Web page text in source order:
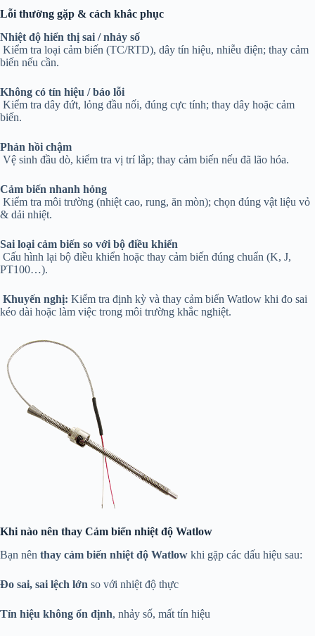
Lỗi thường gặp & cách khắc phục
Nhiệt độ hiển thị sai / nhảy số
Kiểm tra loại cảm biến (TC/RTD), dây tín hiệu, nhiễu điện; thay cảm
biến nếu cần.
Không có tín hiệu / báo lỗi
Kiểm tra dây đứt, lỏng đầu nối, đúng cực tính; thay dây hoặc cảm
biến.
Phản hồi chậm
Vệ sinh đầu dò, kiểm tra vị trí lắp; thay cảm biến nếu đã lão hóa.
Cảm biến nhanh hỏng
Kiểm tra môi trường (nhiệt cao, rung, ăn mòn); chọn đúng vật liệu vỏ
& dải nhiệt.
Sai loại cảm biến so với bộ điều khiển
Cấu hình lại bộ điều khiển hoặc thay cảm biến đúng chuẩn (K, J,
PT100…).
Khuyến nghị: Kiểm tra định kỳ và thay cảm biến Watlow khi đo sai
kéo dài hoặc làm việc trong môi trường khắc nghiệt.
Khi nào nên thay Cảm biến nhiệt độ Watlow
Bạn nên thay cảm biến nhiệt độ Watlow khi gặp các dấu hiệu sau:
Đo sai, sai lệch lớn so với nhiệt độ thực
Tín hiệu không ổn định, nhảy số, mất tín hiệu